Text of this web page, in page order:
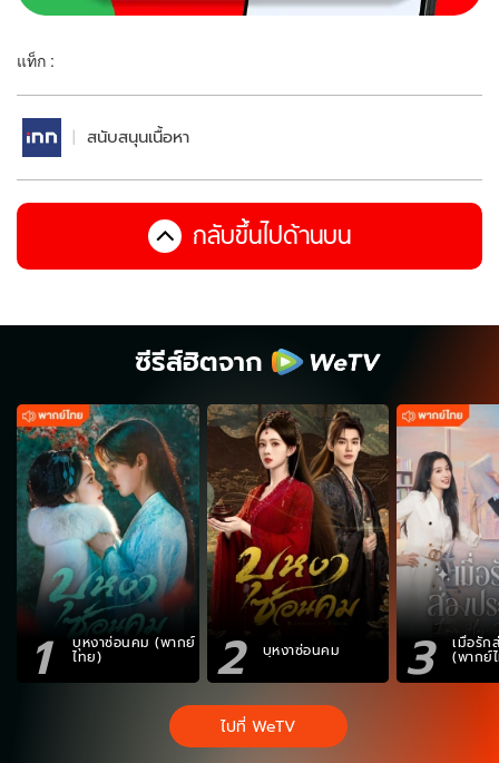
แท็ก :
สนับสนุนเนื้อหา
กลับขึ้นไปด้านบน
ซีรีส์ฮิตจาก
1 บุหงาซ่อนคม (พากย์
ไทย) 2 บุหงาซ่อนคม 3 เมื่อรัก
(พากย์
ไปที่ WeTV